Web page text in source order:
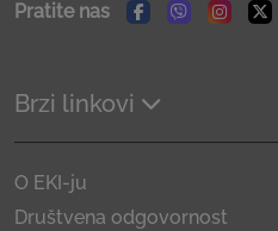
Pratite nas
Facebook
Viber
Brzi linkovi
O EKI-ju
Društvena odgovornost